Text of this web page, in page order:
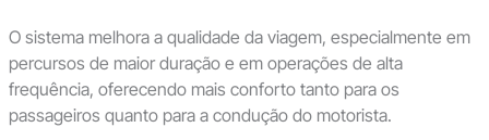
O sistema melhora a qualidade da viagem, especialmente em
percursos de maior duração e em operações de alta
frequência, oferecendo mais conforto tanto para os
passageiros quanto para a condução do motorista.